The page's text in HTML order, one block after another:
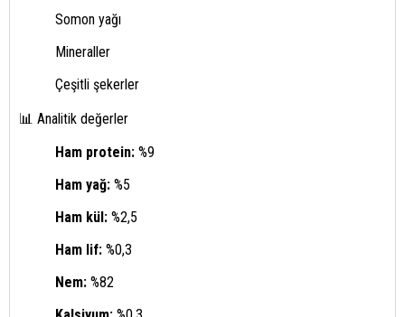
Somon yağı
Mineraller
Çeşitli şekerler
📊 Analitik değerler
Ham protein: %9
Ham yağ: %5
Ham kül: %2,5
Ham lif: %0,3
Nem: %82